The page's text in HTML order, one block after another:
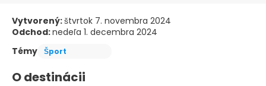
Vytvorený:štvrtok 7. novembra 2024
Odchod:nedeľa 1. decembra 2024
Témy
Šport
O destinácii